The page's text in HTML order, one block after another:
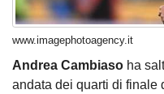
www.imagephotoagency.it
Andrea Cambiaso ha
andata dei quarti di finale